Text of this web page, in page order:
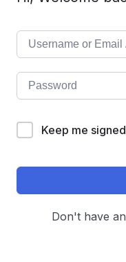
Keep me
Don't have